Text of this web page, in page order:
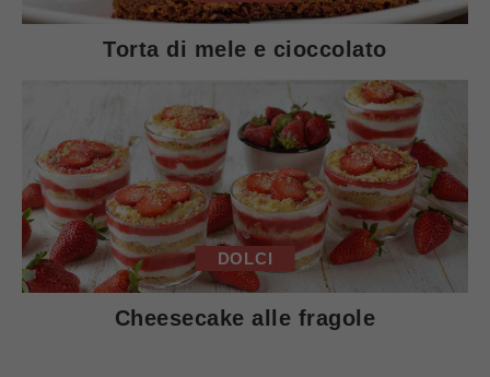
Torta di mele e cioccolato
DOLCI
Cheesecake alle fragole